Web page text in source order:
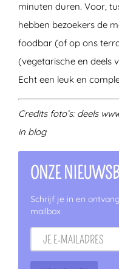
minuten duren. Voor,
hebben bezoekers de
foodbar (of op ons
(vegetarische en deels
Echt een leuk en
Credits foto’s: deels
in blog
ONZE
Schrijf je in en
mailbox